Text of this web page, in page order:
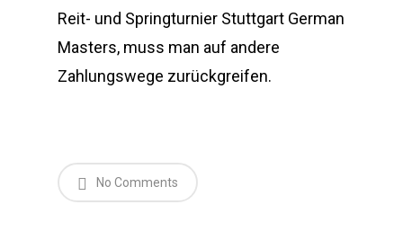
Reit- und Springturnier Stuttgart German
Masters, muss man auf andere
Zahlungswege zurückgreifen.
No Comments